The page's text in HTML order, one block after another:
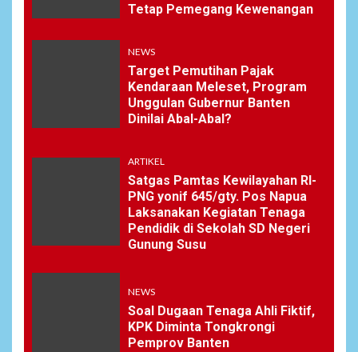
Tetap Pemegang Kewenangan
NEWS
Target Pemutihan Pajak
Kendaraan Meleset, Program
Unggulan Gubernur Banten
Dinilai Abal-Abal?
ARTIKEL
Satgas Pamtas Kewilayahan RI-
PNG yonif 645/gty. Pos Napua
Laksanakan Kegiatan Tenaga
Pendidik di Sekolah SD Negeri
Gunung Susu
NEWS
Soal Dugaan Tenaga Ahli Fiktif,
KPK Diminta Tongkrongi
Pemprov Banten